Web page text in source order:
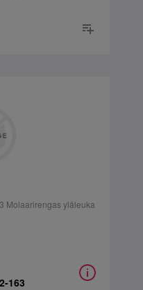
Molaarirengas yläleuka
163